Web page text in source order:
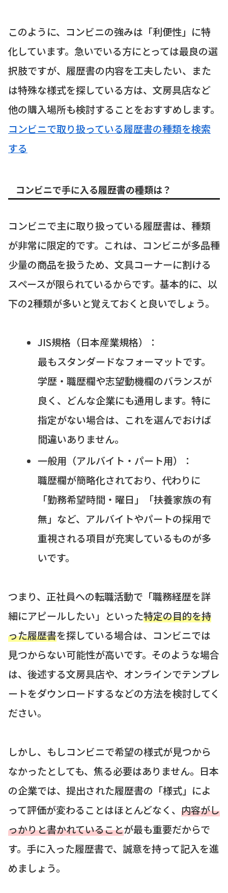
このように、コンビニの強みは「利便性」に特
化しています。急いでいる方にとっては最良の選
択肢ですが、履歴書の内容を工夫したい、また
は特殊な様式を探している方は、文房具店など
他の購入場所も検討することをおすすめします。
コンビニで取り扱っている履歴書の種類を検索
する
コンビニで手に入る履歴書の種類は？
コンビニで主に取り扱っている履歴書は、種類
が非常に限定的です。これは、コンビニが多品種
少量の商品を扱うため、文具コーナーに割ける
スペースが限られているからです。基本的に、以
下の2種類が多いと覚えておくと良いでしょう。
JIS規格（日本産業規格）：
最もスタンダードなフォーマットです。
学歴・職歴欄や志望動機欄のバランスが
良く、どんな企業にも通用します。特に
指定がない場合は、これを選んでおけば
間違いありません。
一般用（アルバイト・パート用）：
職歴欄が簡略化されており、代わりに
「勤務希望時間・曜日」「扶養家族の有
無」など、アルバイトやパートの採用で
重視される項目が充実しているものが多
いです。
つまり、正社員への転職活動で「職務経歴を詳
細にアピールしたい」といった特定の目的を持
った履歴書を探している場合は、コンビニでは
見つからない可能性が高いです。そのような場合
は、後述する文房具店や、オンラインでテンプレ
ートをダウンロードするなどの方法を検討してく
ださい。
しかし、もしコンビニで希望の様式が見つから
なかったとしても、焦る必要はありません。日本
の企業では、提出された履歴書の「様式」によ
って評価が変わることはほとんどなく、 内容がし
っかりと書かれていることが最も重要だからで
す。手に入った履歴書で、誠意を持って記入を進
めましょう。